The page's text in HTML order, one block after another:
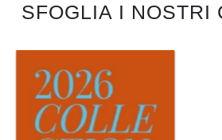
SFOGLIA I NOSTRI